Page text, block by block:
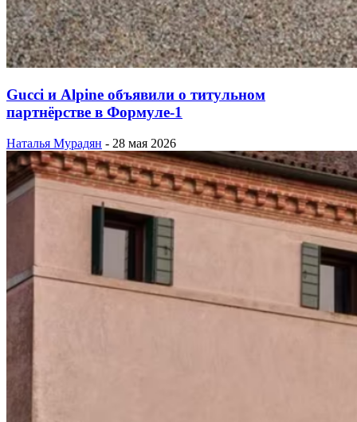
Gucci и Alpine объявили о титульном
партнёрстве в Формуле-1
Наталья Мурадян - 28 мая 2026